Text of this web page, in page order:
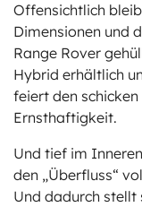
Offensichtlich
Dimensionen und
Range Rover
Hybrid erhältlich
feiert den
Ernsthaftigkeit.
Und tief im
den „Überfluss“
Und dadurch stellt